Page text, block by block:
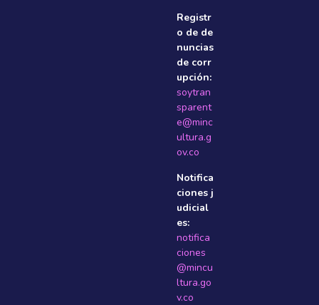
Registr
o de de
nuncias
de corr
upción:
soytran
sparent
e@minc
ultura.g
ov.co
Notifica
ciones j
udicial
es:
notifica
ciones
@mincu
ltura.go
v.co